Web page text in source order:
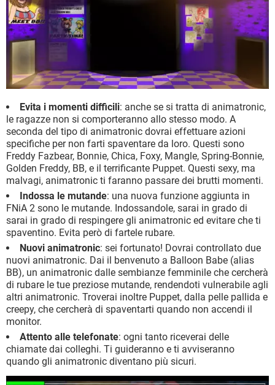
Evita i momenti difficili: anche se si tratta di animatronic,
le ragazze non si comporteranno allo stesso modo. A
seconda del tipo di animatronic dovrai effettuare azioni
specifiche per non farti spaventare da loro. Questi sono
Freddy Fazbear, Bonnie, Chica, Foxy, Mangle, Spring-Bonnie,
Golden Freddy, BB, e il terrificante Puppet. Questi sexy, ma
malvagi, animatronic ti faranno passare dei brutti momenti.
Indossa le mutande: una nuova funzione aggiunta in
FNiA 2 sono le mutande. Indossandole, sarai in grado di
sarai in grado di respingere gli animatronic ed evitare che ti
spaventino. Evita però di fartele rubare.
Nuovi animatronic: sei fortunato! Dovrai controllato due
nuovi animatronic. Dai il benvenuto a Balloon Babe (alias
BB), un animatronic dalle sembianze femminile che cercherà
di rubare le tue preziose mutande, rendendoti vulnerabile agli
altri animatronic. Troverai inoltre Puppet, dalla pelle pallida e
creepy, che cercherà di spaventarti quando non accendi il
monitor.
Attento alle telefonate: ogni tanto riceverai delle
chiamate dai colleghi. Ti guideranno e ti avviseranno
quando gli animatronic diventano più sicuri.